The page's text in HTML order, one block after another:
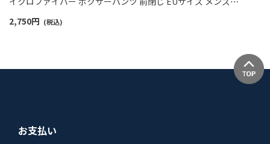
2,750円 (税込)
お支払い